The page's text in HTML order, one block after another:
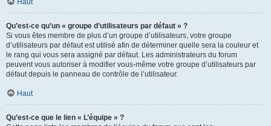
Haut
Qu’est-ce qu’un « groupe d’utilisateurs par défaut » ?
Si vous êtes membre de plus d’un groupe d’utilisateurs, votre groupe
d’utilisateurs par défaut est utilisé afin de déterminer quelle sera la couleur et
le rang qui vous sera assigné par défaut. Les administrateurs du forum
peuvent vous autoriser à modifier vous-même votre groupe d’utilisateurs par
défaut depuis le panneau de contrôle de l’utilisateur.
Haut
Qu’est-ce que le lien « L’équipe » ?